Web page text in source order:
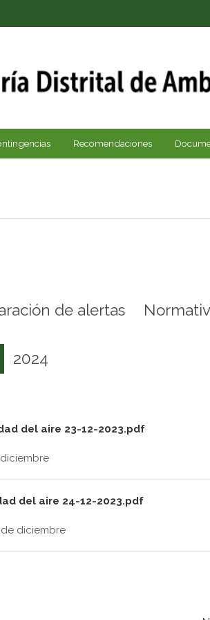
Recomendaciones
de alertas
2024
del aire 23-12-2023.pdf
del aire 24-12-2023.pdf
diciembre